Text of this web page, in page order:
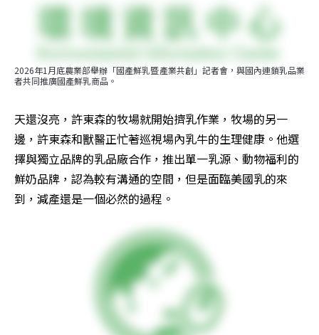
2026年1月底農業部舉辦「國產鮮乳暨產業共創」記者會，與國內連鎖乳品業
者共同推廣國產鮮乳商品。
天還沒亮，許東森的牧場就開始擠乳作業，牧場的另一
邊，許東森和獸醫正忙著巡視場內乳牛的生理健康。他選
擇與獨立品牌的乳品廠合作，推出單一乳源、動物福利的
鮮奶品牌，認為較有溝通的空間，但是面臨美國乳的來
到，減產還是一個必然的過程。